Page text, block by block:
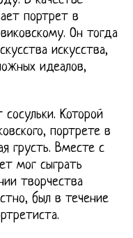
портрет в
Он тогда
искусства,
идеалов,
Которой
портрете в
грусть. Вместе с
мог сыграть
творчества
был в течение